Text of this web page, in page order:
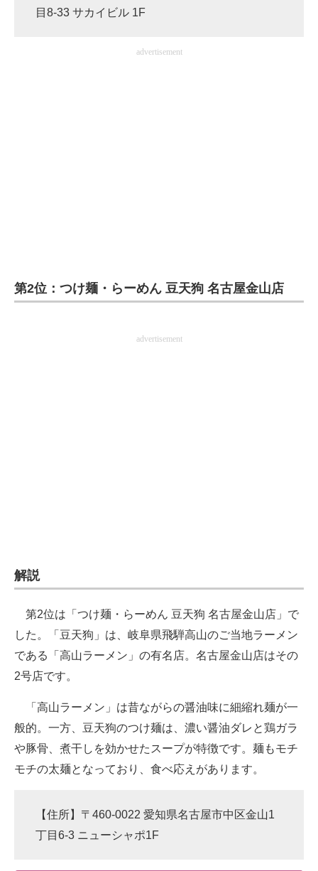
ビジネスと働き方のヒント
製造業のIT導入・活用を支援
目8-33 サカイビル 1F
advertisement
第2位：つけ麺・らーめん 豆天狗 名古屋金山店
advertisement
解説
第2位は「つけ麺・らーめん 豆天狗 名古屋金山店」で
した。「豆天狗」は、岐阜県飛騨高山のご当地ラーメン
である「高山ラーメン」の有名店。名古屋金山店はその
2号店です。
「高山ラーメン」は昔ながらの醤油味に細縮れ麺が一
般的。一方、豆天狗のつけ麺は、濃い醤油ダレと鶏ガラ
や豚骨、煮干しを効かせたスープが特徴です。麺もモチ
モチの太麺となっており、食べ応えがあります。
【住所】〒460-0022 愛知県名古屋市中区金山1
丁目6-3 ニューシャポ1F